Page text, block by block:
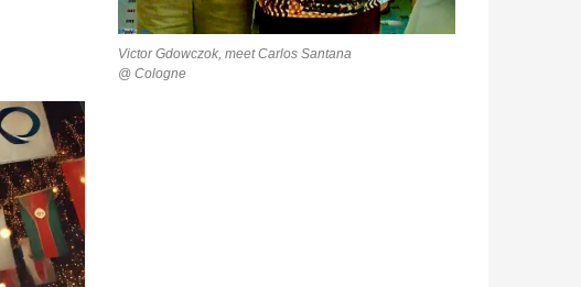
Victor Gdowczok, meet Carlos Santana
@ Cologne